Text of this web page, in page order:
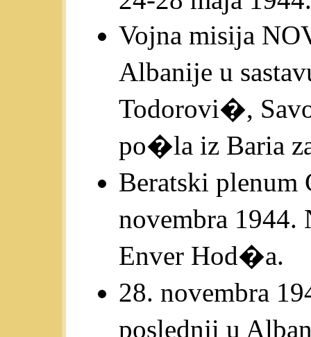
Vojna misija
Albanije u
Todorovi�,
po�la iz Baria
Beratski
novembra
Enver Hod�a.
28. novembra
poslednji u